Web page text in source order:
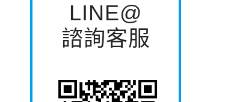
LINE@
諮詢客服